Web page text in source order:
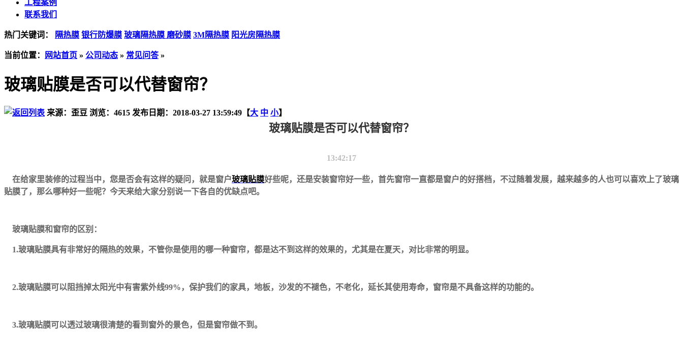
工程案例
联系我们
热门关键词： 隔热膜 银行防爆膜 玻璃隔热膜 磨砂膜 3M隔热膜 阳光房隔热膜
当前位置： 网站首页 » 公司动态 » 常见问答»
玻璃贴膜是否可以代替窗帘？
来源：歪豆 浏览： 4615 发布日期：2018-03-27 13:59:49【大 中 小】
玻璃贴膜是否可以代替窗帘？
13:42:17
在给家里装修的过程当中，您是否会有这样的疑问，就是窗户玻璃贴膜好些呢，还是安装窗帘好一些，首先窗帘一直都是窗户的好搭档，不过随着发展，越来越多的人也可以喜欢上了玻璃
贴膜了，那么哪种好一些呢？今天来给大家分别说一下各自的优缺点吧。
玻璃贴膜和窗帘的区别：
1.玻璃贴膜具有非常好的隔热的效果，不管你是使用的哪一种窗帘，都是达不到这样的效果的，尤其是在夏天，对比非常的明显。
2.玻璃贴膜可以阻挡掉太阳光中有害紫外线99%，保护我们的家具，地板，沙发的不褪色，不老化，延长其使用寿命，窗帘是不具备这样的功能的。
3.玻璃贴膜可以透过玻璃很清楚的看到窗外的景色，但是窗帘做不到。